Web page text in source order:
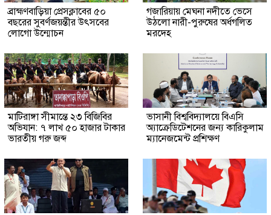
ব্রাহ্মণবাড়িয়া প্রেসক্লাবের ৫০
বছরের সুবর্ণজয়ন্তীর উৎসবের
লোগো উন্মোচন
গজারিয়ায় মেঘনা নদীতে ভেসে
উঠলো নারী-পুরুষের অর্ধগলিত
মরদেহ
মাটিরাঙ্গা সীমান্তে ২৩ বিজিবির
অভিযান: ৭ লাখ ৫০ হাজার টাকার
ভারতীয় গরু জব্দ
ভাসানী বিশ্ববিদ্যালয়ে বিএসি
অ্যাক্রেডিটেশনের জন্য কারিকুলাম
ম্যানেজমেন্ট প্রশিক্ষণ